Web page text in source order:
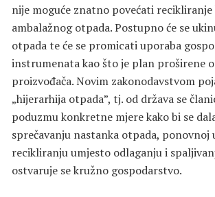
nije moguće znatno povećati
ambalažnog otpada. Postupno će se
otpada te će se promicati uporaba
instrumenata kao što je plan proširene
proizvođača. Novim zakonodavstvom
„hijerarhija otpada”, tj. od država se
poduzmu konkretne mjere kako bi se
sprečavanju nastanka otpada, ponovnoj
recikliranju umjesto odlaganju i
ostvaruje se kružno gospodarstvo.